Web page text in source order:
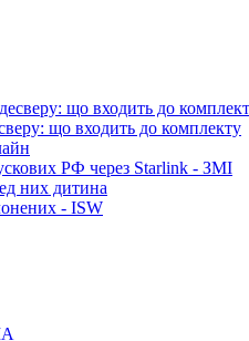
що входить до комплекту
РФ через Starlink - ЗМІ
них дитина
- ISW